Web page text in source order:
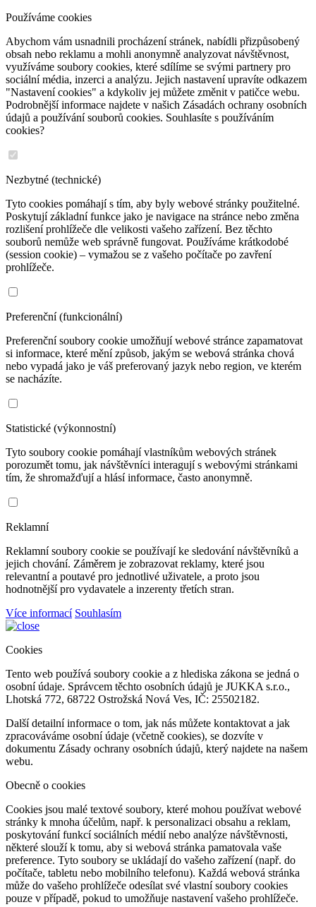
Používáme cookies
Abychom vám usnadnili procházení stránek, nabídli přizpůsobený
obsah nebo reklamu a mohli anonymně analyzovat návštěvnost,
využíváme soubory cookies, které sdílíme se svými partnery pro
sociální média, inzerci a analýzu. Jejich nastavení upravíte odkazem
"Nastavení cookies" a kdykoliv jej můžete změnit v patičce webu.
Podrobnější informace najdete v našich Zásadách ochrany osobních
údajů a používání souborů cookies. Souhlasíte s používáním
cookies?
Nezbytné (technické)
Tyto cookies pomáhají s tím, aby byly webové stránky použitelné.
Poskytují základní funkce jako je navigace na stránce nebo změna
rozlišení prohlížeče dle velikosti vašeho zařízení. Bez těchto
souborů nemůže web správně fungovat. Používáme krátkodobé
(session cookie) – vymažou se z vašeho počítače po zavření
prohlížeče.
Preferenční (funkcionální)
Preferenční soubory cookie umožňují webové stránce zapamatovat
si informace, které mění způsob, jakým se webová stránka chová
nebo vypadá jako je váš preferovaný jazyk nebo region, ve kterém
se nacházíte.
Statistické (výkonnostní)
Tyto soubory cookie pomáhají vlastníkům webových stránek
porozumět tomu, jak návštěvníci interagují s webovými stránkami
tím, že shromažďují a hlásí informace, často anonymně.
Reklamní
Reklamní soubory cookie se používají ke sledování návštěvníků a
jejich chování. Záměrem je zobrazovat reklamy, které jsou
relevantní a poutavé pro jednotlivé uživatele, a proto jsou
hodnotnější pro vydavatele a inzerenty třetích stran.
Více informací Souhlasím
Cookies
Tento web používá soubory cookie a z hlediska zákona se jedná o
osobní údaje. Správcem těchto osobních údajů je JUKKA s.r.o.,
Lhotská 772, 68722 Ostrožská Nová Ves, IČ: 25502182.
Další detailní informace o tom, jak nás můžete kontaktovat a jak
zpracováváme osobní údaje (včetně cookies), se dozvíte v
dokumentu Zásady ochrany osobních údajů, který najdete na našem
webu.
Obecně o cookies
Cookies jsou malé textové soubory, které mohou používat webové
stránky k mnoha účelům, např. k personalizaci obsahu a reklam,
poskytování funkcí sociálních médií nebo analýze návštěvnosti,
některé slouží k tomu, aby si webová stránka pamatovala vaše
preference. Tyto soubory se ukládají do vašeho zařízení (např. do
počítače, tabletu nebo mobilního telefonu). Každá webová stránka
může do vašeho prohlížeče odesílat své vlastní soubory cookies
pouze v případě, pokud to umožňuje nastavení vašeho prohlížeče.